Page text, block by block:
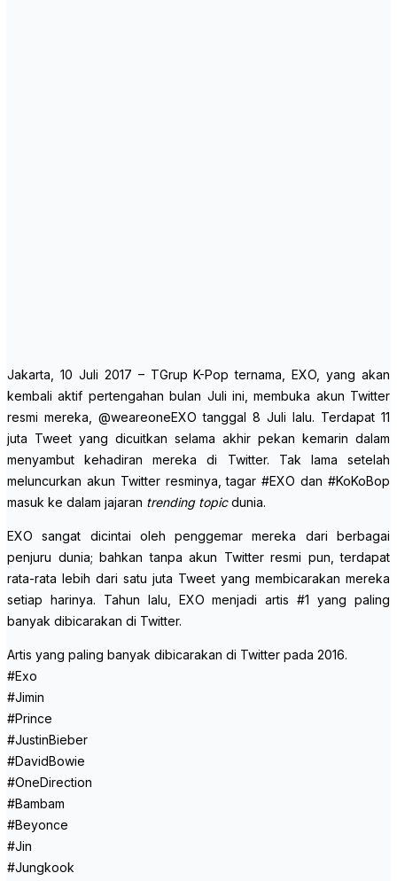
Jakarta, 10 Juli 2017 – TGrup K-Pop ternama, EXO, yang akan
kembali aktif pertengahan bulan Juli ini, membuka akun Twitter
resmi mereka, @weareoneEXO tanggal 8 Juli lalu. Terdapat 11
juta Tweet yang dicuitkan selama akhir pekan kemarin dalam
menyambut kehadiran mereka di Twitter. Tak lama setelah
meluncurkan akun Twitter resminya, tagar #EXO dan #KoKoBop
masuk ke dalam jajaran trending topicdunia.
EXO sangat dicintai oleh penggemar mereka dari berbagai
penjuru dunia; bahkan tanpa akun Twitter resmi pun, terdapat
rata-rata lebih dari satu juta Tweet yang membicarakan mereka
setiap harinya. Tahun lalu, EXO menjadi artis #1 yang paling
banyak dibicarakan di Twitter.
Artis yang paling banyak dibicarakan di Twitter pada 2016.
#Exo
#Jimin
#Prince
#JustinBieber
#DavidBowie
#OneDirection
#Bambam
#Beyonce
#Jin
#Jungkook